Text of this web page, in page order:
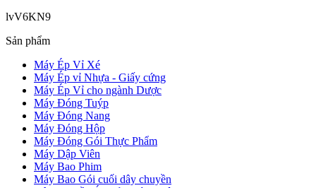
lvV6KN9
Sản phẩm
Máy Ép Vỉ Xé
Máy Ép vỉ Nhựa - Giấy cứng
Máy Ép Vỉ cho ngành Dược
Máy Đóng Tuýp
Máy Đóng Nang
Máy Đóng Hộp
Máy Đóng Gói Thực Phẩm
Máy Dập Viên
Máy Bao Phim
Máy Bao Gói cuối dây chuyền